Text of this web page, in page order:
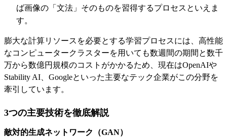
ば画像の「文法」そのものを習得するプロセスといえま
す。
膨大な計算リソースを必要とする学習プロセスには、高性能
なコンピュータークラスターを用いても数週間の期間と数千
万から数億円規模のコストがかかるため、現在はOpenAIや
Stability AI、Googleといった主要なテック企業がこの分野を
牽引しています。
3つの主要技術を徹底解説
敵対的生成ネットワーク（GAN）